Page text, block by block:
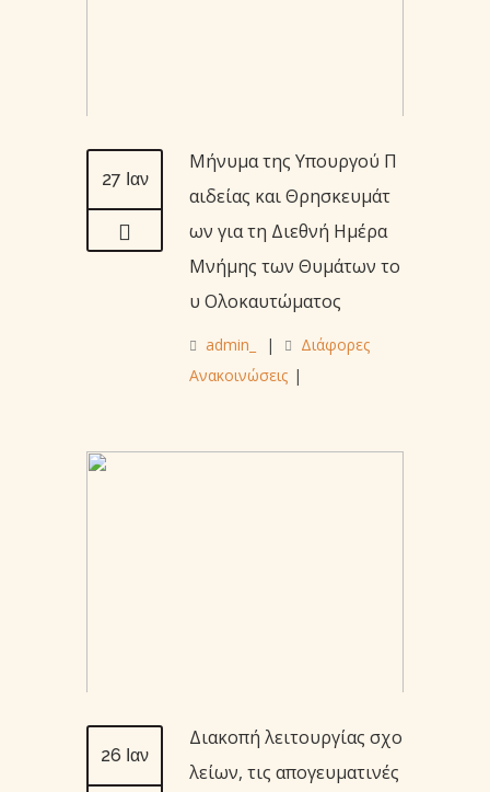
27 Ιαν
Μήνυμα της Υπουργού Π
αιδείας και Θρησκευμάτ
ων για τη Διεθνή Ημέρα
Μνήμης των Θυμάτων το
υ Ολοκαυτώματος
admin_ |
Διάφορες
Ανακοινώσεις |
26 Ιαν
Διακοπή λειτουργίας σχο
λείων, τις απογευματινές